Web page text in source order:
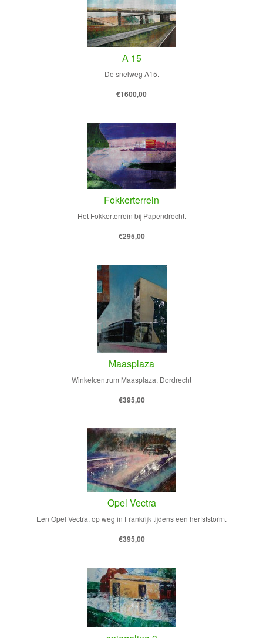
A 15
De snelweg A15.
€1600,00
Fokkerterrein
Het Fokkerterrein bij Papendrecht.
€295,00
Maasplaza
Winkelcentrum Maasplaza, Dordrecht
€395,00
Opel Vectra
Een Opel Vectra, op weg in Frankrijk tijdens een herfststorm.
€395,00